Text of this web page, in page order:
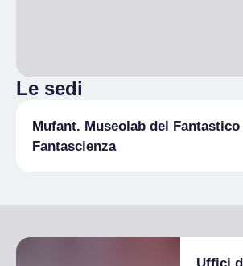
Le sedi
Mufant. Museolab del
Fantascienza